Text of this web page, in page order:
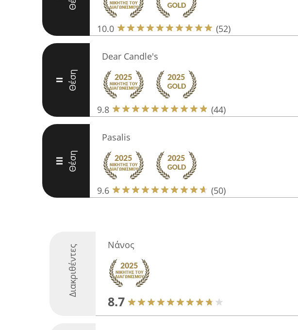
10.0 (52)
II Θέση
Dear Candle's
9.8 (44)
III Θέση
Pasalis
9.6 (50)
Διακριθέντες Νάνος
8.7